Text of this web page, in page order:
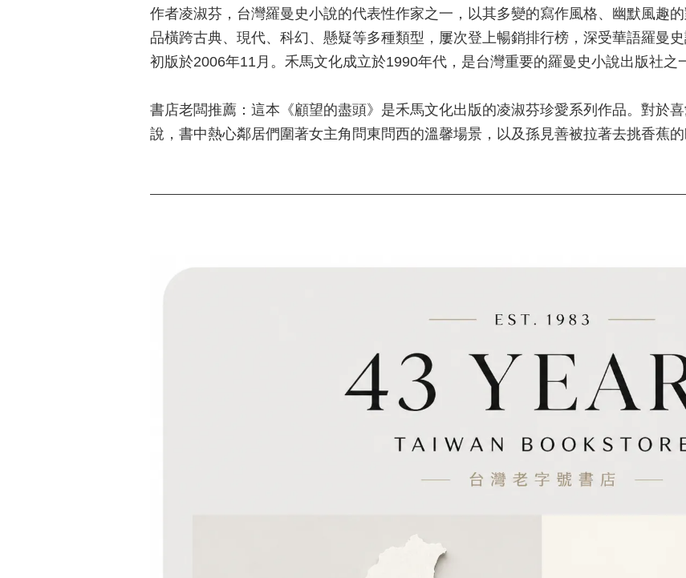
作者凌淑芬，台灣羅曼史小說的代表性作家之一，以其多變的寫作風格、幽默風趣
品橫跨古典、現代、科幻、懸疑等多種類型，屢次登上暢銷排行榜，深受華語羅曼
初版於2006年11月。禾馬文化成立於1990年代，是台灣重要的羅曼史小說出版社之
書店老闆推薦：這本《顧望的盡頭》是禾馬文化出版的凌淑芬珍愛系列作品。對於
說，書中熱心鄰居們圍著女主角問東問西的溫馨場景，以及孫見善被拉著去挑香蕉的